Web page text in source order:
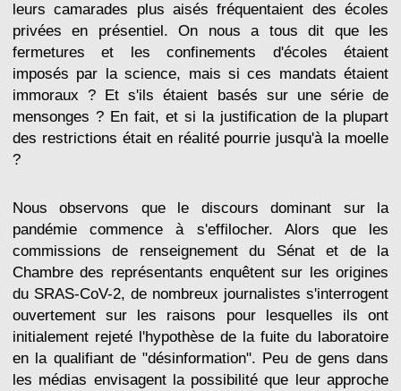
leurs camarades plus aisés fréquentaient des écoles
privées en présentiel. On nous a tous dit que les
fermetures et les confinements d'écoles étaient
imposés par la science, mais si ces mandats étaient
immoraux ? Et s'ils étaient basés sur une série de
mensonges ? En fait, et si la justification de la plupart
des restrictions était en réalité pourrie jusqu'à la moelle
?
Nous observons que le discours dominant sur la
pandémie commence à s'effilocher. Alors que les
commissions de renseignement du Sénat et de la
Chambre des représentants enquêtent sur les origines
du SRAS-CoV-2, de nombreux journalistes s'interrogent
ouvertement sur les raisons pour lesquelles ils ont
initialement rejeté l'hypothèse de la fuite du laboratoire
en la qualifiant de "désinformation". Peu de gens dans
les médias envisagent la possibilité que leur approche